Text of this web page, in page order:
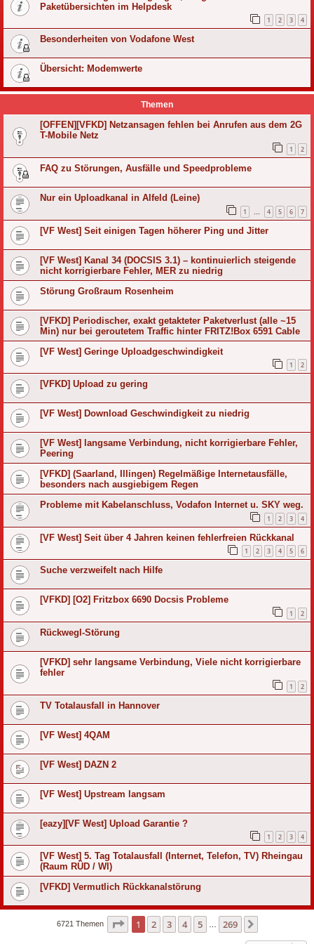
Paketübersichten im Helpdesk
1 2 3 4
Besonderheiten von Vodafone West
Übersicht: Modemwerte
Themen
[OFFEN][VFKD] Netzansagen fehlen bei Anrufen aus dem 2G
T-Mobile Netz
1 2
FAQ zu Störungen, Ausfälle und Speedprobleme
Nur ein Uploadkanal in Alfeld (Leine)
1 … 4 5 6 7
[VF West] Seit einigen Tagen höherer Ping und Jitter
[VF West] Kanal 34 (DOCSIS 3.1) – kontinuierlich steigende
nicht korrigierbare Fehler, MER zu niedrig
Störung Großraum Rosenheim
[VFKD] Periodischer, exakt getakteter Paketverlust (alle ~15
Min) nur bei geroutetem Traffic hinter FRITZ!Box 6591 Cable
[VF West] Geringe Uploadgeschwindigkeit
1 2
[VFKD] Upload zu gering
[VF West] Download Geschwindigkeit zu niedrig
[VF West] langsame Verbindung, nicht korrigierbare Fehler,
Peering
[VFKD] (Saarland, Illingen) Regelmäßige Internetausfälle,
besonders nach ausgiebigem Regen
Probleme mit Kabelanschluss, Vodafon Internet u. SKY weg.
1 2 3 4
[VF West] Seit über 4 Jahren keinen fehlerfreien Rückkanal
1 2 3 4 5 6
Suche verzweifelt nach Hilfe
[VFKD] [O2] Fritzbox 6690 Docsis Probleme
1 2
Rückwegl-Störung
[VFKD] sehr langsame Verbindung, Viele nicht korrigierbare
fehler
1 2
TV Totalausfall in Hannover
[VF West] 4QAM
[VF West] DAZN 2
[VF West] Upstream langsam
[eazy][VF West] Upload Garantie ?
1 2 3 4
[VF West] 5. Tag Totalausfall (Internet, Telefon, TV) Rheingau
(Raum RÜD / WI)
[VFKD] Vermutlich Rückkanalstörung
6721 Themen Seite 1von 269
1 2 3 4 5 … 269